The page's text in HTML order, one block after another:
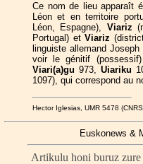
Ce nom de lieu apparaît
Léon et en territoire
Léon, Espagne), Viariz
Portugal) et Viariz
linguiste allemand
voir le génitif
Viari(a)gu 973, Uiariku
1097), qui correspond au
Hector Iglesias, UMR 5478
Euskonews &
Artikulu honi buruz zure